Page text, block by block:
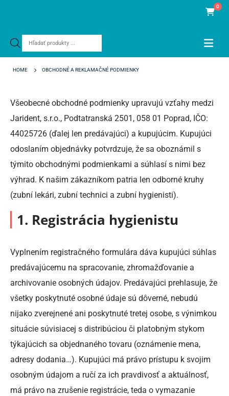
Products
0
HOME OBCHODNÉ A REKLAMAČNÉ PODMIENKY
Všeobecné obchodné podmienky upravujú vzťahy medzi
Jarident, s.r.o., Podtatranská 2501, 058 01 Poprad, IČO:
44025726 (ďalej len predávajúci) a kupujúcim. Kupujúci
odoslaním objednávky potvrdzuje, že sa oboznámil s
týmito obchodnými podmienkami a súhlasí s nimi bez
výhrad. K našim zákazníkom patria len odborné kruhy
(zubní lekári, zubní technici a zubní hygienisti).
1. Registrácia hygienistu
Vyplnením registračného formulára dáva kupujúci súhlas
predávajúcemu na spracovanie, zhromažďovanie a
archivovanie osobných údajov. Predávajúci prehlasuje, že
všetky poskytnuté osobné údaje sú dôverné, nebudú
nijako zverejnené ani poskytnuté tretej osobe, s výnimkou
situácie súvisiacej s distribúciou či platobným stykom
týkajúcich sa objednaného tovaru (oznámenie mena,
adresy dodania…). Kupujúci má právo prístupu k svojim
osobným údajom a ručí za ich pravdivosť a aktuálnosť,
má právo na zrušenie registrácie, teda o vymazanie